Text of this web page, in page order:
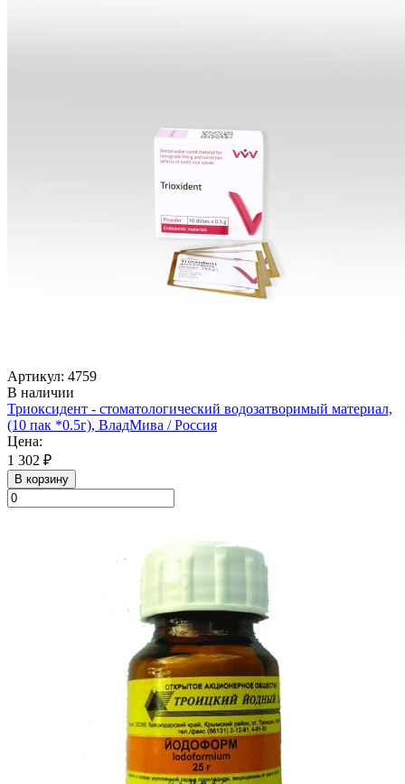
Артикул: 4759
В наличии
Триоксидент - стоматологический водозатворимый материал,
(10 пак *0.5г), ВладМива / Россия
Цена:
1 302 ₽
В корзину